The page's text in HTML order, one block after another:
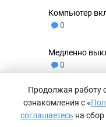
Компьютер
0
Медленно
0
Не
Как сделать
Продолжая работу
ознакомления с «
соглашаетесь на